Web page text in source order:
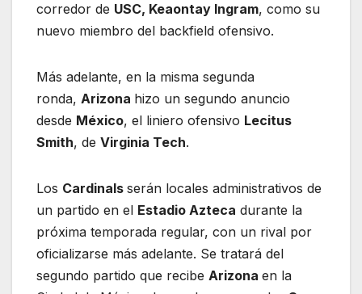
corredor de USC, Keaontay Ingram, como su
nuevo miembro del backfield ofensivo.
Más adelante, en la misma segunda
ronda, Arizona hizo un segundo anuncio
desde México, el liniero ofensivo Lecitus
Smith, de Virginia Tech.
Los Cardinals serán locales administrativos de
un partido en el Estadio Azteca durante la
próxima temporada regular, con un rival por
oficializarse más adelante. Se tratará del
segundo partido que recibe Arizona en la